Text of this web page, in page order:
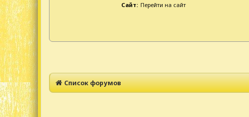
Сайт: Перейти на сайт
Список форумов